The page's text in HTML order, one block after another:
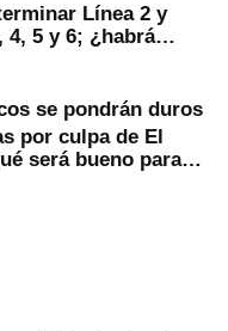
Línea 2 y
4, 5 y 6; ¿habrá
se pondrán duros
por culpa de El
será bueno para